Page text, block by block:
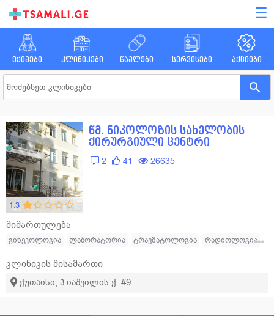
☰
ექიმები კლინიკები წამლები სერვისები აქციები
1.3
წმ. ნიკოლოზის სახელობის
ქირურგიული ცენტრი
2 41 26635
მიმართულება
გინეკოლოგია ლაბორატორია ტრავმატოლოგია
რადიოლოგია
კლინიკის მისამართი
ქუთაისი, პ.იაშვილის ქ. #9